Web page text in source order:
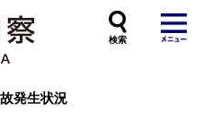
発生状況